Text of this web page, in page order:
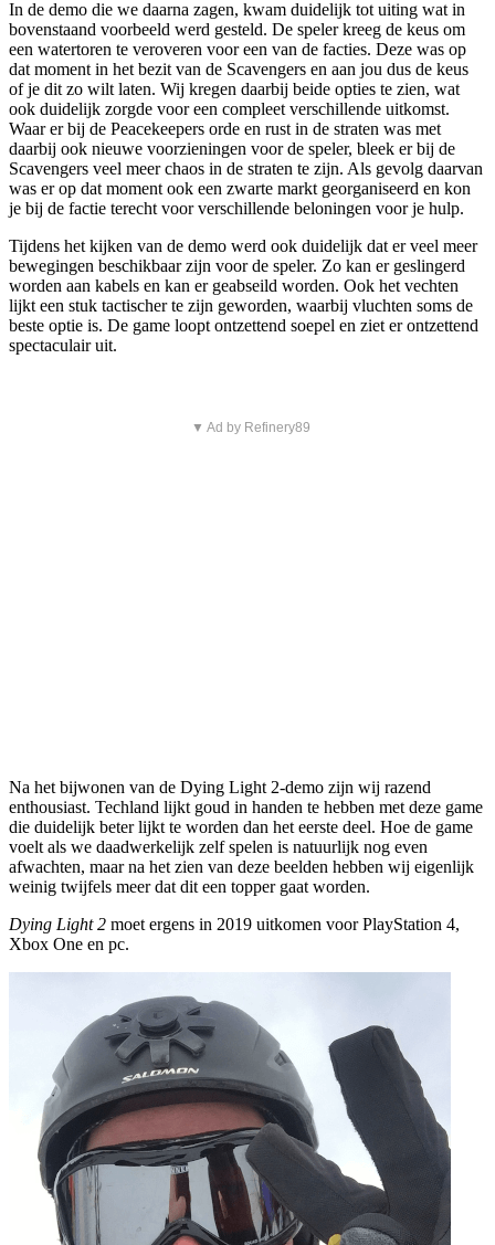
In de demo die we daarna zagen, kwam duidelijk tot uiting wat in
bovenstaand voorbeeld werd gesteld. De speler kreeg de keus om
een watertoren te veroveren voor een van de facties. Deze was op
dat moment in het bezit van de Scavengers en aan jou dus de keus
of je dit zo wilt laten. Wij kregen daarbij beide opties te zien, wat
ook duidelijk zorgde voor een compleet verschillende uitkomst.
Waar er bij de Peacekeepers orde en rust in de straten was met
daarbij ook nieuwe voorzieningen voor de speler, bleek er bij de
Scavengers veel meer chaos in de straten te zijn. Als gevolg daarvan
was er op dat moment ook een zwarte markt georganiseerd en kon
je bij de factie terecht voor verschillende beloningen voor je hulp.
Tijdens het kijken van de demo werd ook duidelijk dat er veel meer
bewegingen beschikbaar zijn voor de speler. Zo kan er geslingerd
worden aan kabels en kan er geabseild worden. Ook het vechten
lijkt een stuk tactischer te zijn geworden, waarbij vluchten soms de
beste optie is. De game loopt ontzettend soepel en ziet er ontzettend
spectaculair uit.
▼ Ad by Refinery89
Na het bijwonen van de Dying Light 2-demo zijn wij razend
enthousiast. Techland lijkt goud in handen te hebben met deze game
die duidelijk beter lijkt te worden dan het eerste deel. Hoe de game
voelt als we daadwerkelijk zelf spelen is natuurlijk nog even
afwachten, maar na het zien van deze beelden hebben wij eigenlijk
weinig twijfels meer dat dit een topper gaat worden.
Dying Light 2 moet ergens in 2019 uitkomen voor PlayStation 4,
Xbox One en pc.